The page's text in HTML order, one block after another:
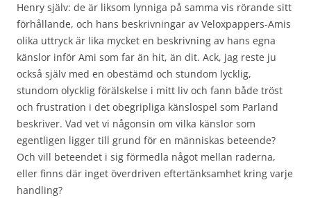
Henry själv: de är liksom lynniga på samma vis rörande sitt
förhållande, och hans beskrivningar av Veloxpappers-Amis
olika uttryck är lika mycket en beskrivning av hans egna
känslor inför Ami som far än hit, än dit. Ack, jag reste ju
också själv med en obestämd och stundom lycklig,
stundom olycklig förälskelse i mitt liv och fann både tröst
och frustration i det obegripliga känslospel som Parland
beskriver. Vad vet vi någonsin om vilka känslor som
egentligen ligger till grund för en människas beteende?
Och vill beteendet i sig förmedla något mellan raderna,
eller finns där inget överdriven eftertänksamhet kring varje
handling?